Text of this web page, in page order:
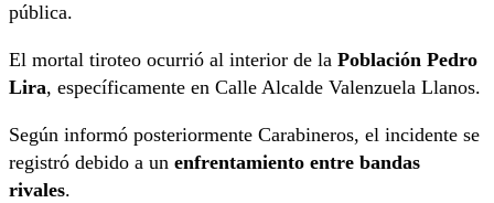
pública.
El mortal tiroteo ocurrió al interior de la Población Pedro
Lira, específicamente en Calle Alcalde Valenzuela Llanos.
Según informó posteriormente Carabineros, el incidente se
registró debido a un enfrentamiento entre bandas
rivales.